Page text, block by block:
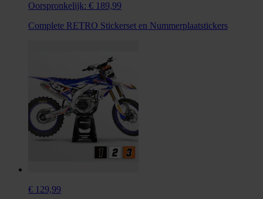
Oorspronkelijk: € 189,99
Complete RETRO Stickerset en Nummerplaatstickers
€ 129,99